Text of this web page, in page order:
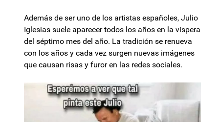
Además de ser uno de los artistas españoles, Julio
Iglesias suele aparecer todos los años en la víspera
del séptimo mes del año. La tradición se renueva
con los años y cada vez surgen nuevas imágenes
que causan risas y furor en las redes sociales.